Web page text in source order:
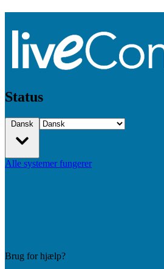
Status
Dansk
Alle systemer fungerer
Brug for hjælp?